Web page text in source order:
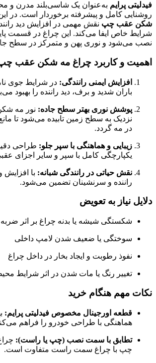
فیدلیتی پرایم به‌عنوان یک شاسی‌بلند مدرن و
روشنایی کامل و پیشرفته برخوردار است. در
شکن عقب چپ نقش مهمی در افزایش دید
شرایط خاص ایفا می‌کند. این چراغ در قسمت
نصب می‌شود و نوری پهن و متمرکز در سطح
اهمیت و کاربرد چراغ مه شکن عقب
افزایش ایمنی رانندگی: در شرایط جوی
باران شدید و برف، دید راننده را بهبود
پوشش نوری بهتر سطح جاده: نور مه
نزدیک به سطح زمین تابیده می‌شود تا مانع
در مه گردد.
زیبایی و هماهنگی با سپر جلو: طراحی
یکپارچگی کامل با سپر و سایر اجزای
نقش حیاتی در رانندگی شبانه: با افزایش
راننده و سرنشینان تضمین می‌شود.
دلایل نیاز به تعویض
شکستگی شیشه یا بدنه چراغ بر اثر
سوختگی یا ضعیف شدن لامپ داخلی
نفوذ رطوبت و ایجاد بخار در داخل چراغ
تغییر رنگ یا مات شدن در اثر شرایط
نکات مهم هنگام خرید
قطعه اورجینال مخصوص فیدلیتی پرایم:
هماهنگی با طراحی خودرو را فراهم
تطابق با سمت نصب (چپ یا راست):
چپ با چراغ سمت راست متفاوت است.